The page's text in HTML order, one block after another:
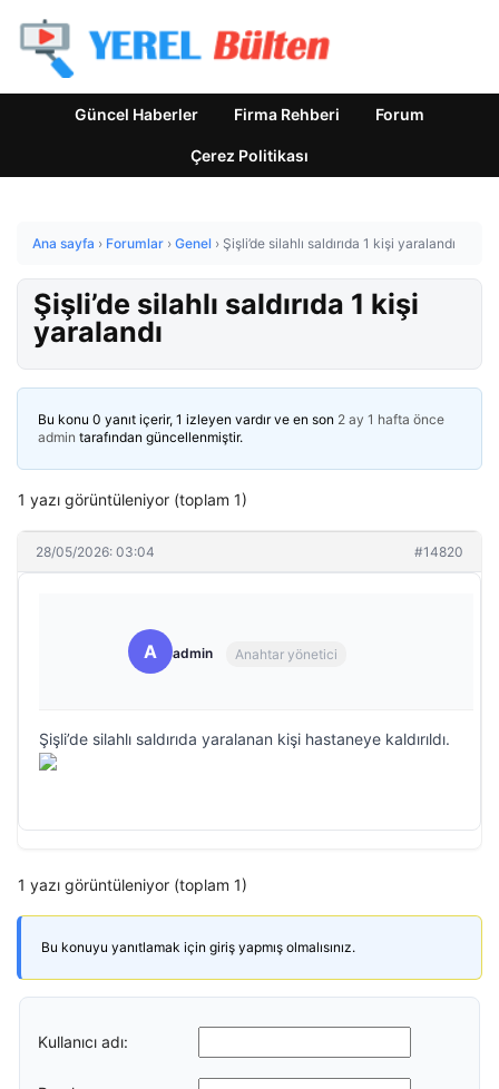
Güncel Haberler Firma Rehberi Forum
Çerez Politikası
Ana sayfa › Forumlar › Genel › Şişli’de silahlı saldırıda 1 kişi yaralandı
Şişli’de silahlı saldırıda 1 kişi
yaralandı
Bu konu 0 yanıt içerir, 1 izleyen vardır ve en son 2 ay 1 hafta önce
admin tarafından güncellenmiştir.
1 yazı görüntüleniyor (toplam 1)
28/05/2026: 03:04 #14820
A admin Anahtar yönetici
Şişli’de silahlı saldırıda yaralanan kişi hastaneye kaldırıldı.
1 yazı görüntüleniyor (toplam 1)
Bu konuyu yanıtlamak için giriş yapmış olmalısınız.
Kullanıcı adı: